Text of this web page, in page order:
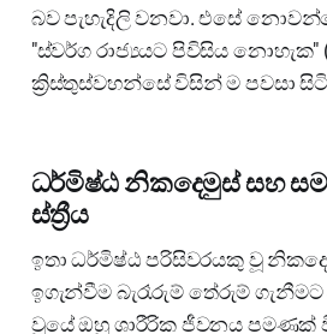
බව පැහැදිලි වනවා. එසේ
"ස්වර්ග රාජ්‍යයට පිවිසිය නොහැක"
ක්‍රිස්තුස්වහන්සේ විසින් ම පවසා
ධර්මිෂ්ඨ නිකදෙමුස් සහ
ස්ත්‍රීය
ඉතා ධර්මිෂ්ඨ පරිසිවරයකු වූ
ඉගැන්වීම බැරෑරුම් තේරුම්
වූයේ ඔහු ශාරීරික ජීවනය පමණක්